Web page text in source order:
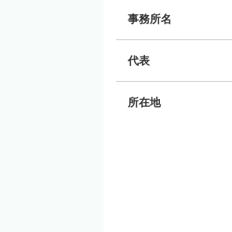
事務所名
代表
所在地